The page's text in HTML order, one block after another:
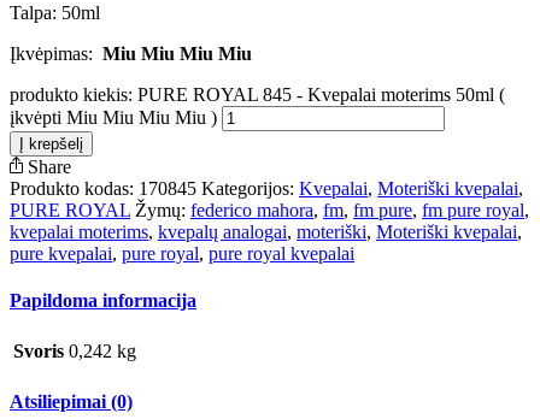
Talpa: 50ml
Įkvėpimas: Miu Miu Miu Miu
produkto kiekis: PURE ROYAL 845 - Kvepalai moterims 50ml (
įkvėpti Miu Miu Miu Miu )
Į krepšelį
Share
Produkto kodas: 170845 Kategorijos: Kvepalai, Moteriški kvepalai,
PURE ROYAL Žymų: federico mahora, fm, fm pure, fm pure royal,
kvepalai moterims, kvepalų analogai, moteriški, Moteriški kvepalai,
pure kvepalai, pure royal, pure royal kvepalai
Papildoma informacija
Svoris 0,242 kg
Atsiliepimai (0)